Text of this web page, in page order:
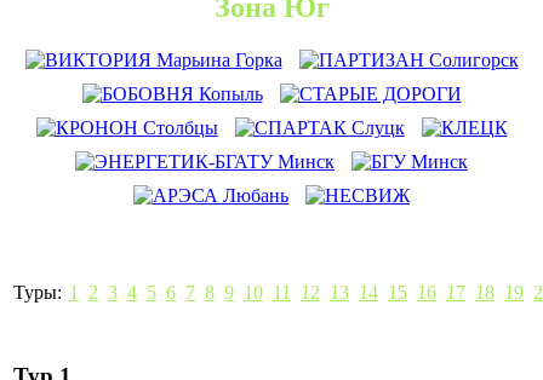
Зона Юг
Туры: 1 2 3 4 5 6 7 8 9 10 11 12 13 14 15 16 17 18 19